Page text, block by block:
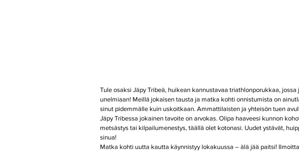
Tule osaksi Jäpy Tribeä, huikean kannustavaa triathlonporukkaa,
unelmiaan! Meillä jokaisen tausta ja matka kohti onnistumista on
sinut pidemmälle kuin uskoitkaan. Ammattilaisten ja yhteisön tuen
Jäpy Tribessa jokainen tavoite on arvokas. Olipa haaveesi kunnon
metsästys tai kilpailumenestys, täällä olet kotonasi. Uudet ystävät,
sinua!
Matka kohti uutta kautta käynnistyy lokakuussa – älä jää paitsi!